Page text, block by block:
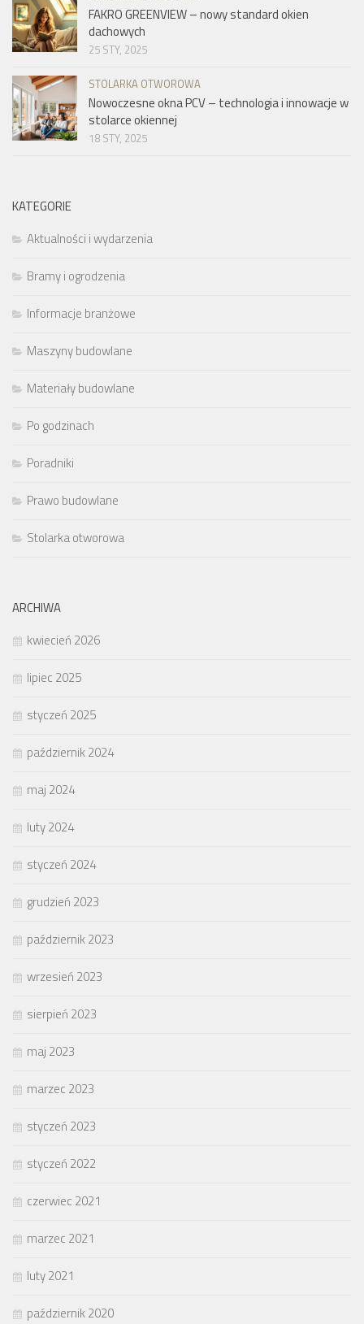
FAKRO GREENVIEW – nowy standard okien
dachowych
25 STY, 2025
STOLARKA OTWOROWA
Nowoczesne okna PCV – technologia i innowacje w
stolarce okiennej
18 STY, 2025
KATEGORIE
Aktualności i wydarzenia
Bramy i ogrodzenia
Informacje branżowe
Maszyny budowlane
Materiały budowlane
Po godzinach
Poradniki
Prawo budowlane
Stolarka otworowa
ARCHIWA
kwiecień 2026
lipiec 2025
styczeń 2025
październik 2024
maj 2024
luty 2024
styczeń 2024
grudzień 2023
październik 2023
wrzesień 2023
sierpień 2023
maj 2023
marzec 2023
styczeń 2023
styczeń 2022
czerwiec 2021
marzec 2021
luty 2021
październik 2020